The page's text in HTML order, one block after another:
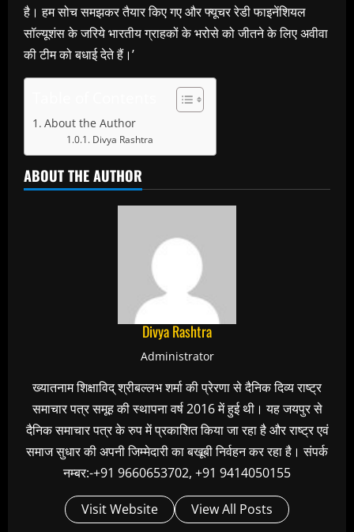
है। हम सोच समझकर तैयार किए गए और फ्यूचर रेडी फाइनेंशियल
सॉल्यूशंस के जरिये भारतीय ग्राहकों के भरोसे को जीतने के लिए अवीवा
की टीम को बधाई देते हैं।’
About the Author
Divya Rashtra
ABOUT THE AUTHOR
Divya Rashtra
Administrator
ख्यातनाम शिक्षाविद् श्रीबल्लभ शर्मा की प्रेरणा से दैनिक दिव्य राष्ट्र
समाचार पत्र समूह की स्थापना वर्ष 2016 में हुई थी। यह जयपुर से
दैनिक समाचार पत्र के रुप में प्रकाशित किया जा रहा है और राष्ट्र एवं
समाज सुधार की अपनी जिम्मेदारी का बखूबी निर्वहन कर रहा है। संपर्क
नम्बर:-+91 9660653702, +91 9414050155
Visit Website View All Posts